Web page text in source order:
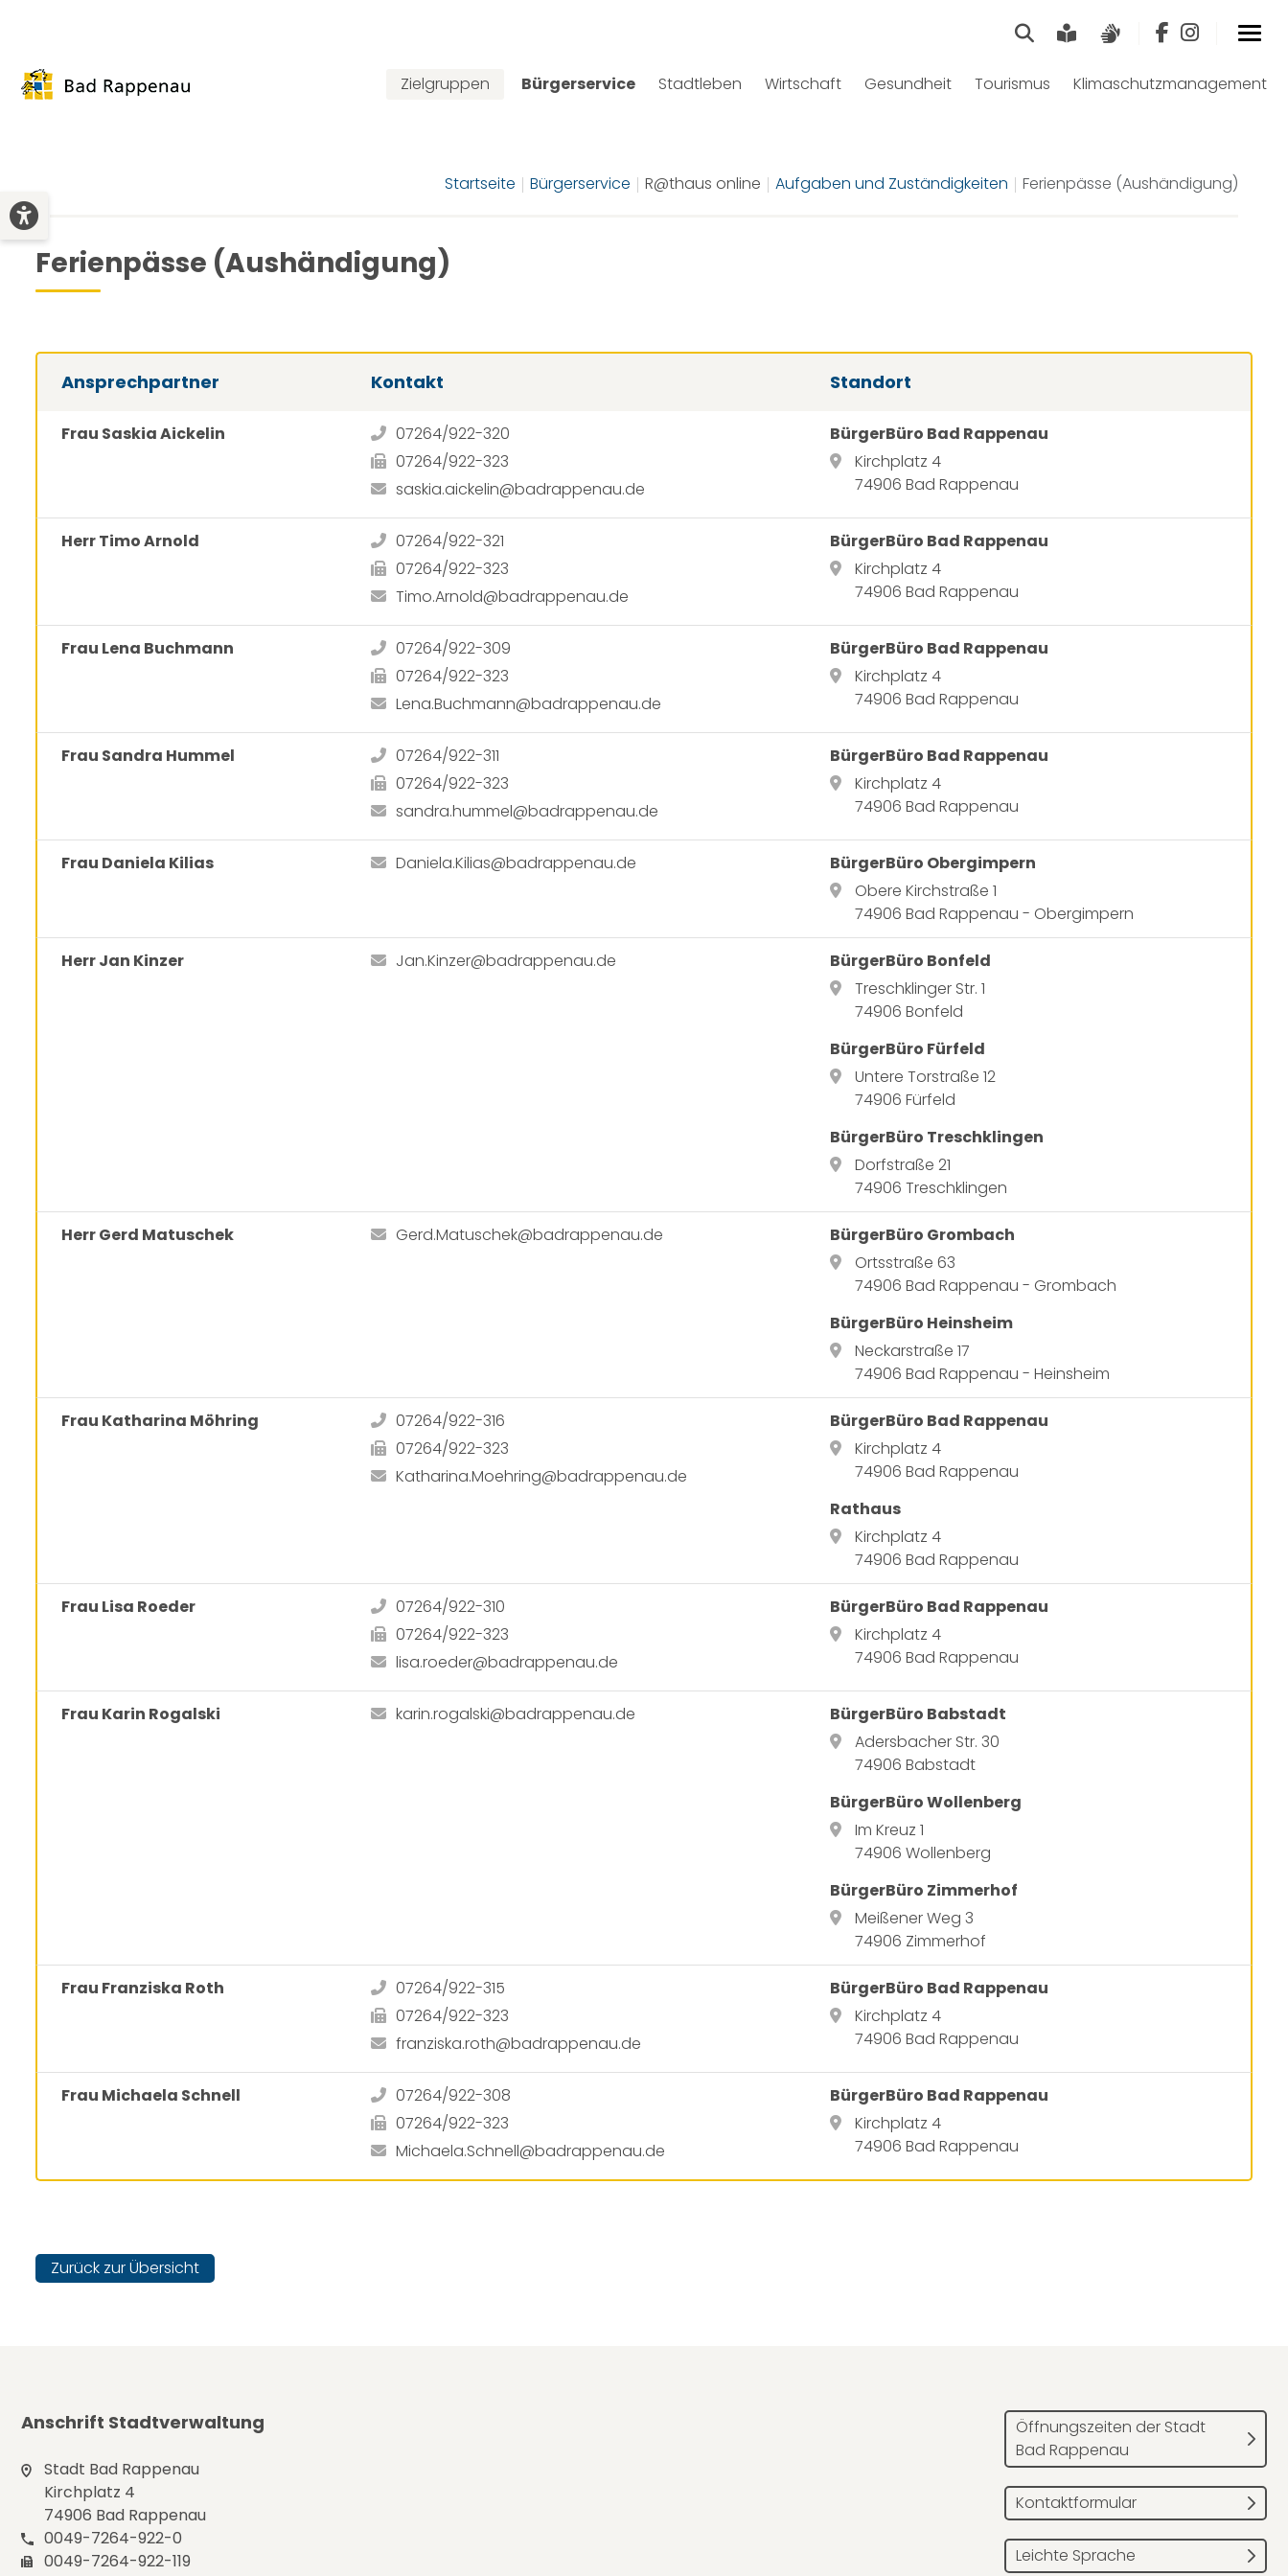
SucheLeichte Sprache
Zielgruppen Bürgerservice Stadtleben Wirtschaft Gesundheit Tourismus Klimaschutzmanagement
Startseite Bürgerservice R@thaus online Aufgaben und Zuständigkeiten Ferienpässe (Aushändigung)
Ferienpässe (Aushändigung)
Ansprechpartner Kontakt Standort
Frau Saskia Aickelin
07264/922-320
07264/922-323
saskia.aickelin@badrappenau.de
BürgerBüro Bad Rappenau
Kirchplatz 4
74906 Bad Rappenau
Herr Timo Arnold
07264/922-321
07264/922-323
Timo.Arnold@badrappenau.de
BürgerBüro Bad Rappenau
Kirchplatz 4
74906 Bad Rappenau
Frau Lena Buchmann
07264/922-309
07264/922-323
Lena.Buchmann@badrappenau.de
BürgerBüro Bad Rappenau
Kirchplatz 4
74906 Bad Rappenau
Frau Sandra Hummel
07264/922-311
07264/922-323
sandra.hummel@badrappenau.de
BürgerBüro Bad Rappenau
Kirchplatz 4
74906 Bad Rappenau
Frau Daniela Kilias Daniela.Kilias@badrappenau.de
BürgerBüro Obergimpern
Obere Kirchstraße 1
74906 Bad Rappenau - Obergimpern
Herr Jan Kinzer Jan.Kinzer@badrappenau.de
BürgerBüro Bonfeld
Treschklinger Str. 1
74906 Bonfeld
BürgerBüro Fürfeld
Untere Torstraße 12
74906 Fürfeld
BürgerBüro Treschklingen
Dorfstraße 21
74906 Treschklingen
Herr Gerd Matuschek Gerd.Matuschek@badrappenau.de
BürgerBüro Grombach
Ortsstraße 63
74906 Bad Rappenau - Grombach
BürgerBüro Heinsheim
Neckarstraße 17
74906 Bad Rappenau - Heinsheim
Frau Katharina Möhring
07264/922-316
07264/922-323
Katharina.Moehring@badrappenau.de
BürgerBüro Bad Rappenau
Kirchplatz 4
74906 Bad Rappenau
Rathaus
Kirchplatz 4
74906 Bad Rappenau
Frau Lisa Roeder
07264/922-310
07264/922-323
lisa.roeder@badrappenau.de
BürgerBüro Bad Rappenau
Kirchplatz 4
74906 Bad Rappenau
Frau Karin Rogalski karin.rogalski@badrappenau.de
BürgerBüro Babstadt
Adersbacher Str. 30
74906 Babstadt
BürgerBüro Wollenberg
Im Kreuz 1
74906 Wollenberg
BürgerBüro Zimmerhof
Meißener Weg 3
74906 Zimmerhof
Frau Franziska Roth
07264/922-315
07264/922-323
franziska.roth@badrappenau.de
BürgerBüro Bad Rappenau
Kirchplatz 4
74906 Bad Rappenau
Frau Michaela Schnell
07264/922-308
07264/922-323
Michaela.Schnell@badrappenau.de
BürgerBüro Bad Rappenau
Kirchplatz 4
74906 Bad Rappenau
Zurück zur Übersicht
Anschrift Stadtverwaltung
Stadt Bad Rappenau
Kirchplatz 4
74906 Bad Rappenau
0049-7264-922-0
0049-7264-922-119
Öffnungszeiten der Stadt
Bad Rappenau
Kontaktformular
Leichte Sprache